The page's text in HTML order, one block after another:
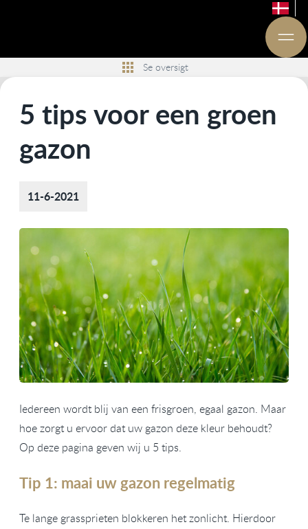
Se oversigt
5 tips voor een groen
gazon
11-6-2021
Iedereen wordt blij van een frisgroen, egaal gazon. Maar
hoe zorgt u ervoor dat uw gazon deze kleur behoudt?
Op deze pagina geven wij u 5 tips.
Tip 1: maai uw gazon regelmatig
Te lange grassprieten blokkeren het zonlicht. Hierdoor